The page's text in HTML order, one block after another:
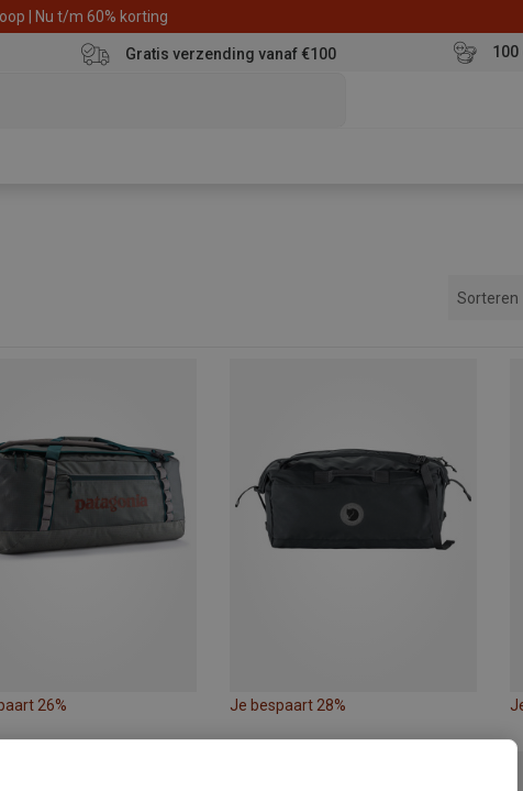
| Nu t/m 60% korting
Gratis verzending vanaf €100
Sorteren
26% Je bespaart 28%